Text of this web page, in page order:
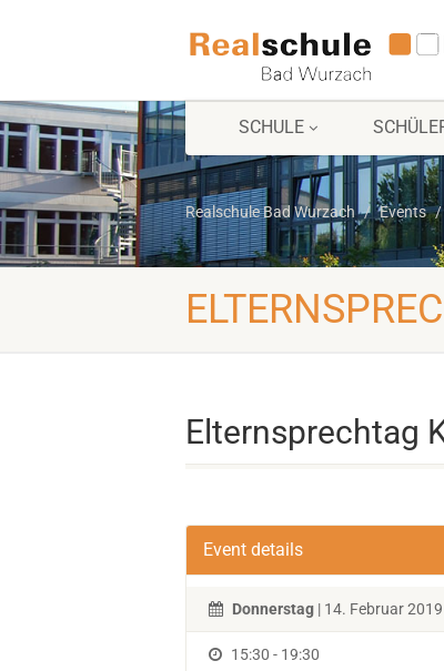
SCHULE
Realschule Bad Wurzach Events
Elternsprechtag
Event details
Donnerstag | 14. Februar 2019
15:30 - 19:30